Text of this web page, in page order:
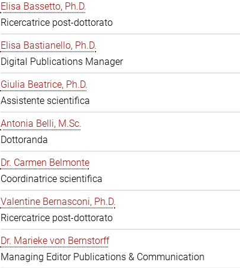
Elisa Bassetto, Ph.D.
Ricercatrice post-dottorato
Elisa Bastianello, Ph.D.
Digital Publications Manager
Giulia Beatrice, Ph.D.
Assistente scientifica
Antonia Belli, M.Sc.
Dottoranda
Dr. Carmen Belmonte
Coordinatrice scientifica
Valentine Bernasconi, Ph.D.
Ricercatrice post-dottorato
Dr. Marieke von Bernstorff
Managing Editor Publications & Communication